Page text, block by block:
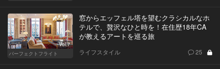
Vol.7
パーフェクトフライト
窓からエッフェル塔を望むクラシカルなホ
テルで、贅沢なひと時を！在住歴18年CA
が教えるアートを巡る旅
ライフスタイル 25